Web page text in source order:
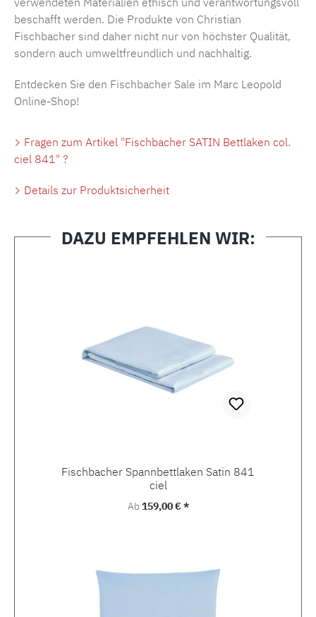
beschafft werden. Die Produkte von Christian
Fischbacher sind daher nicht nur von höchster Qualität,
sondern auch umweltfreundlich und nachhaltig.
Entdecken Sie den Fischbacher Sale im Marc Leopold
Online-Shop!
Fragen zum Artikel "Fischbacher SATIN Bettlaken col.
ciel 841" ?
Details zur Produktsicherheit
DAZU EMPFEHLEN WIR:
Fischbacher Spannbettlaken Satin 841
ciel
Regulärer Preis:
Ab159,00 € *